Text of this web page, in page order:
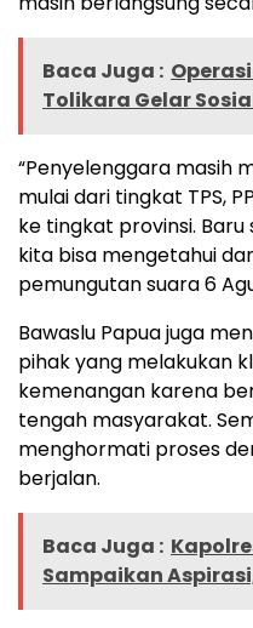
Baca Juga :
Tolikara Gelar
“Penyelenggara masih
mulai dari tingkat TPS,
ke tingkat provinsi. Baru
kita bisa mengetahui
pemungutan suara 6
Bawaslu Papua juga
pihak yang melakukan
kemenangan karena
tengah masyarakat.
menghormati proses
berjalan.
Baca Juga :
Sampaikan